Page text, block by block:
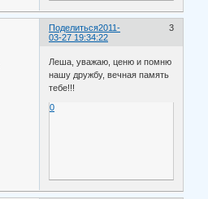
Поделиться 3
2011-
03-27 19:34:22
Леша, уважаю, ценю и помню
нашу дружбу, вечная память
тебе!!!
0